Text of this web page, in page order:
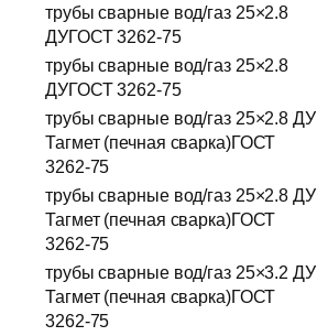
трубы сварные вод/газ 25×2.8
ДУГОСТ 3262-75
трубы сварные вод/газ 25×2.8
ДУГОСТ 3262-75
трубы сварные вод/газ 25×2.8 ДУ
Тагмет (печная сварка)ГОСТ
3262-75
трубы сварные вод/газ 25×2.8 ДУ
Тагмет (печная сварка)ГОСТ
3262-75
трубы сварные вод/газ 25×3.2 ДУ
Тагмет (печная сварка)ГОСТ
3262-75